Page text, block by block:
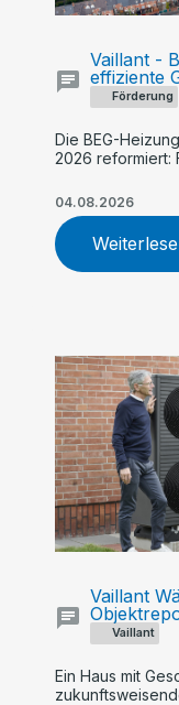
Förderung
Vaillant -
effiziente
Die BEG-
2026 reformiert:
Geringverdiener
profitieren. Ein
Vaillant
lohnen.
04.08.2026
Vaillant
Vaillant
Ein Haus mit